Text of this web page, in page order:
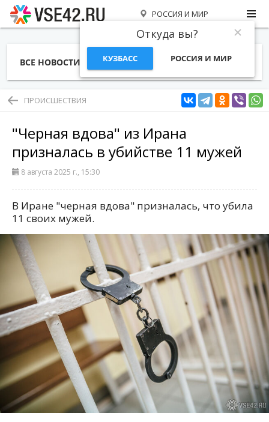
РОССИЯ И МИР
Откуда вы?
КУЗБАСС РОССИЯ И МИР
ВСЕ НОВОСТИ СТАТЬИ ТЕМЫ ФОТО
ПРОИСШЕСТВИЯ
"Черная вдова" из Ирана
призналась в убийстве 11 мужей
8 августа 2025 г., 15:30
В Иране "черная вдова" призналась, что убила
11 своих мужей.